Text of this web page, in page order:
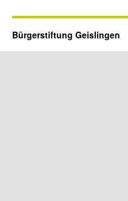
Bürgerstiftung Geislingen